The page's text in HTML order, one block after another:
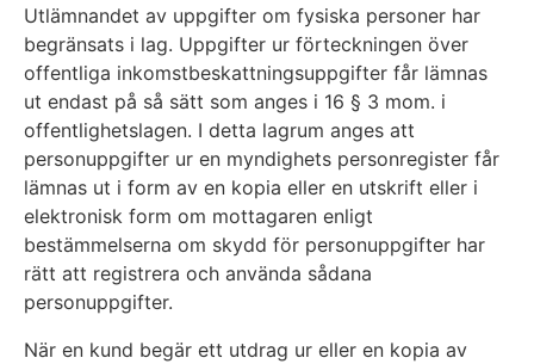
Utlämnandet av uppgifter om fysiska personer har
begränsats i lag. Uppgifter ur förteckningen över
offentliga inkomstbeskattningsuppgifter får lämnas
ut endast på så sätt som anges i 16 § 3 mom. i
offentlighetslagen. I detta lagrum anges att
personuppgifter ur en myndighets personregister får
lämnas ut i form av en kopia eller en utskrift eller i
elektronisk form om mottagaren enligt
bestämmelserna om skydd för personuppgifter har
rätt att registrera och använda sådana
personuppgifter.
När en kund begär ett utdrag ur eller en kopia av